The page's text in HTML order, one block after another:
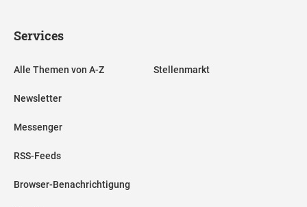
Services
Alle Themen von A-Z
Newsletter
Messenger
RSS-Feeds
Browser-Benachrichtigung
Stellenmarkt